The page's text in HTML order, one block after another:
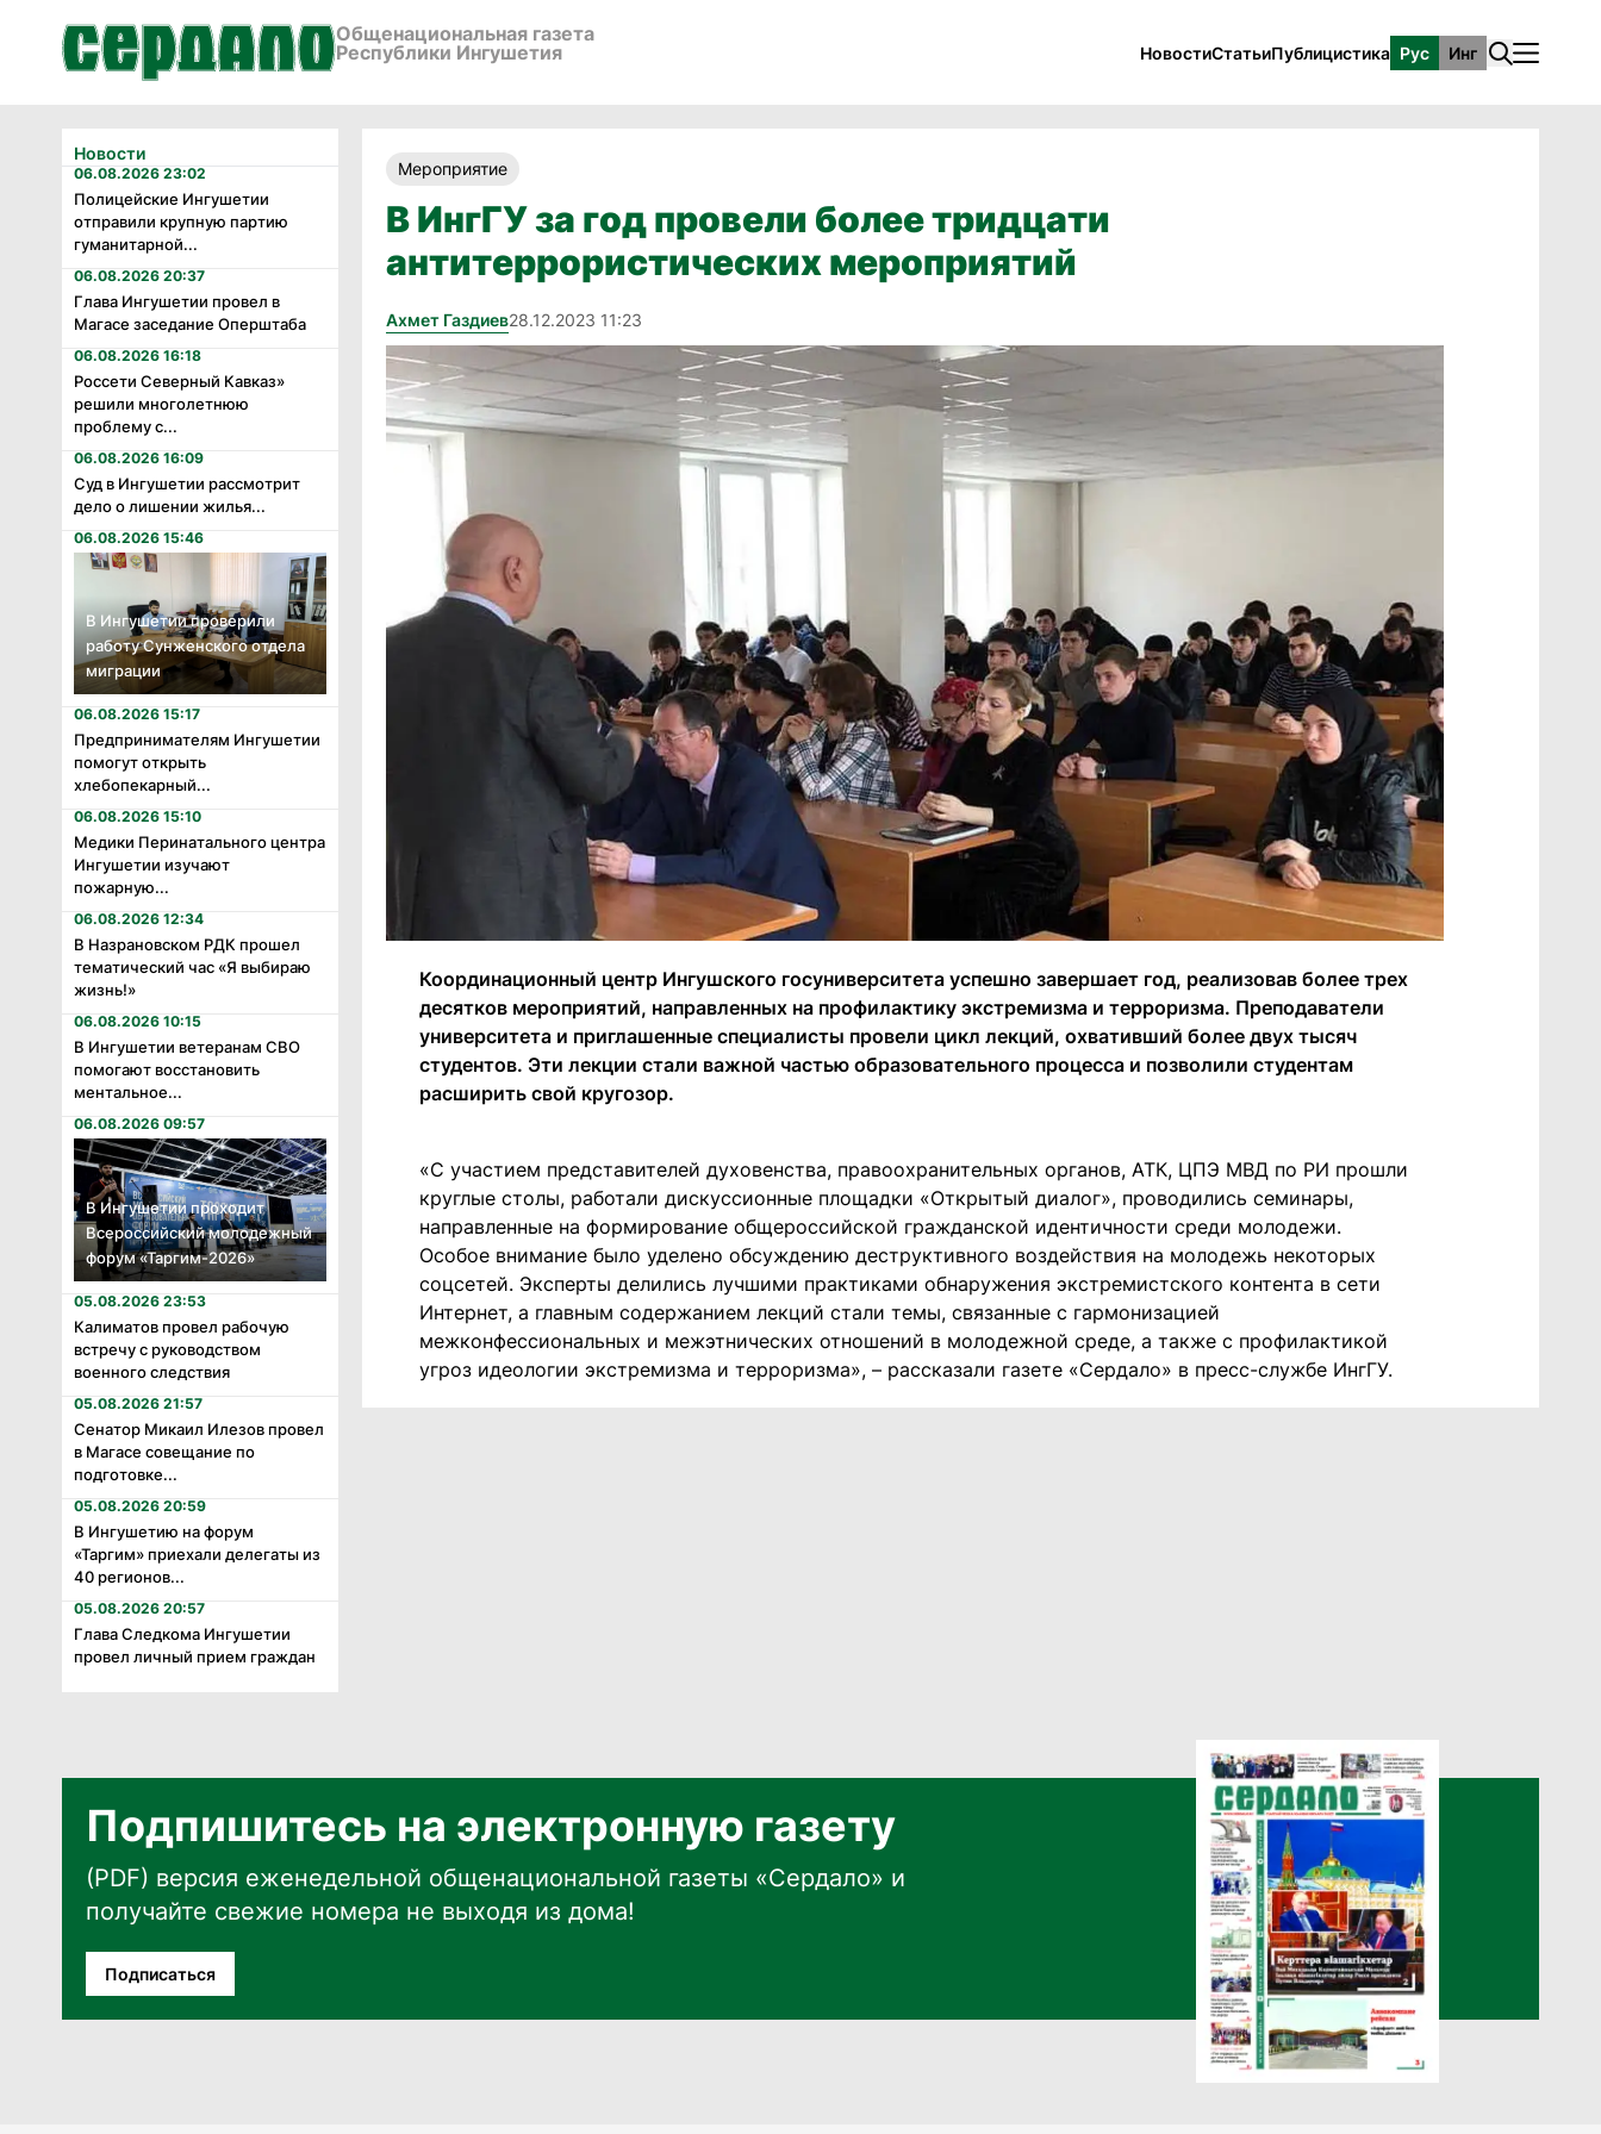
Общенациональная газета
Республики Ингушетия
НовостиСтатьиПублицистика Рус Инг
Новости
06.08.2026 23:02
Полицейские Ингушетии
отправили крупную партию
гуманитарной...
06.08.2026 20:37
Глава Ингушетии провел в
Магасе заседание Оперштаба
06.08.2026 16:18
Россети Северный Кавказ»
решили многолетнюю
проблему с...
06.08.2026 16:09
Суд в Ингушетии рассмотрит
дело о лишении жилья...
06.08.2026 15:46
В Ингушетии проверили
работу Сунженского отдела
миграции
06.08.2026 15:17
Предпринимателям Ингушетии
помогут открыть
хлебопекарный...
06.08.2026 15:10
Медики Перинатального центра
Ингушетии изучают
пожарную...
06.08.2026 12:34
В Назрановском РДК прошел
тематический час «Я выбираю
жизнь!»
06.08.2026 10:15
В Ингушетии ветеранам СВО
помогают восстановить
ментальное...
06.08.2026 09:57
В Ингушетии проходит
Всероссийский молодежный
форум «Таргим-2026»
05.08.2026 23:53
Калиматов провел рабочую
встречу с руководством
военного следствия
05.08.2026 21:57
Сенатор Микаил Илезов провел
в Магасе совещание по
подготовке...
05.08.2026 20:59
В Ингушетию на форум
«Таргим» приехали делегаты из
40 регионов...
05.08.2026 20:57
Глава Следкома Ингушетии
провел личный прием граждан
Мероприятие
В ИнгГУ за год провели более тридцати
антитеррористических мероприятий
Ахмет Газдиев28.12.2023 11:23
Координационный центр Ингушского госуниверситета успешно завершает год, реализовав более трех
десятков мероприятий, направленных на профилактику экстремизма и терроризма. Преподаватели
университета и приглашенные специалисты провели цикл лекций, охвативший более двух тысяч
студентов. Эти лекции стали важной частью образовательного процесса и позволили студентам
расширить свой кругозор.
«С участием представителей духовенства, правоохранительных органов, АТК, ЦПЭ МВД по РИ прошли
круглые столы, работали дискуссионные площадки «Открытый диалог», проводились семинары,
направленные на формирование общероссийской гражданской идентичности среди молодежи.
Особое внимание было уделено обсуждению деструктивного воздействия на молодежь некоторых
соцсетей. Эксперты делились лучшими практиками обнаружения экстремистского контента в сети
Интернет, а главным содержанием лекций стали темы, связанные с гармонизацией
межконфессиональных и межэтнических отношений в молодежной среде, а также с профилактикой
угроз идеологии экстремизма и терроризма», – рассказали газете «Сердало» в пресс-службе ИнгГУ.
Подпишитесь на электронную газету
(PDF) версия еженедельной общенациональной газеты «Сердало» и
получайте свежие номера не выходя из дома!
Подписаться